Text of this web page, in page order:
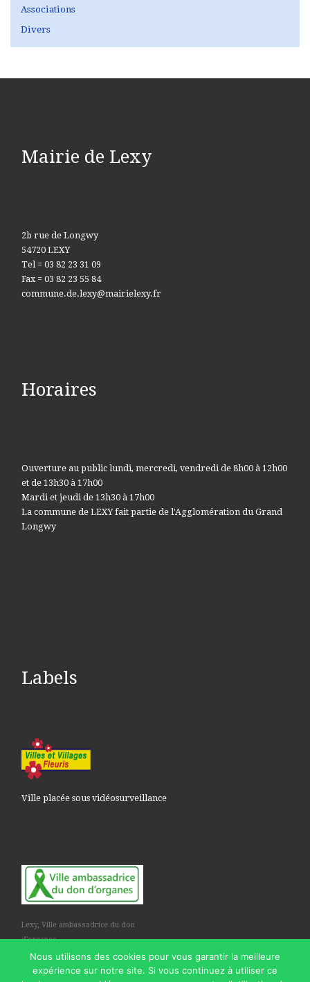
Associations
Divers
Mairie de Lexy
2b rue de Longwy
54720 LEXY
Tel = 03 82 23 31 09
Fax = 03 82 23 55 84
commune.de.lexy@mairielexy.fr
Horaires
Ouverture au public lundi, mercredi, vendredi de 8h00 à 12h00
et de 13h30 à 17h00
Mardi et jeudi de 13h30 à 17h00
La commune de LEXY fait partie de l'Agglomération du Grand
Longwy
Labels
Ville placée sous vidéosurveillance
Lexy, Ville ambassadrice du don
d'organes
Nous utilisons des cookies pour vous garantir la meilleure
expérience sur notre site. Si vous continuez à utiliser ce